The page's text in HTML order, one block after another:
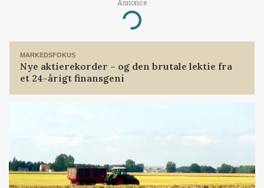
Annonce
Loading...
MARKEDSFOKUS
Nye aktierekorder – og den brutale lektie fra
et 24-årigt finansgeni